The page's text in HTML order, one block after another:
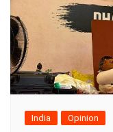
India Opinion